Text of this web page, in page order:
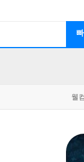
웰컴